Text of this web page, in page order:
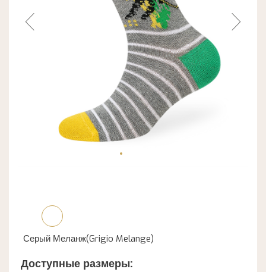
Серый Меланж(Grigio Melange)
Доступные размеры: